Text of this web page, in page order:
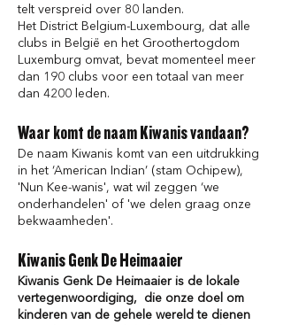
telt verspreid over 80 landen.
Het District Belgium-Luxembourg, dat alle
clubs in België en het Groothertogdom
Luxemburg omvat, bevat momenteel meer
dan 190 clubs voor een totaal van meer
dan 4200 leden.
Waar komt de naam Kiwanis vandaan?
De naam Kiwanis komt van een uitdrukking
in het ‘American Indian’ (stam Ochipew),
'Nun Kee-wanis', wat wil zeggen ‘we
onderhandelen' of 'we delen graag onze
bekwaamheden'.
Kiwanis Genk De Heimaaier
Kiwanis Genk De Heimaaier is de lokale
vertegenwoordiging, die onze doel om
kinderen van de gehele wereld te dienen